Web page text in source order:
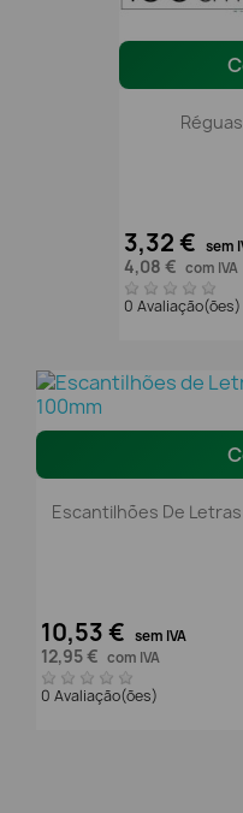
3,32 € sem
4,08 € com IVA
0 Avaliação(ões)
Escantilhões De
10,53 € sem IVA
12,95 € com IVA
0 Avaliação(ões)